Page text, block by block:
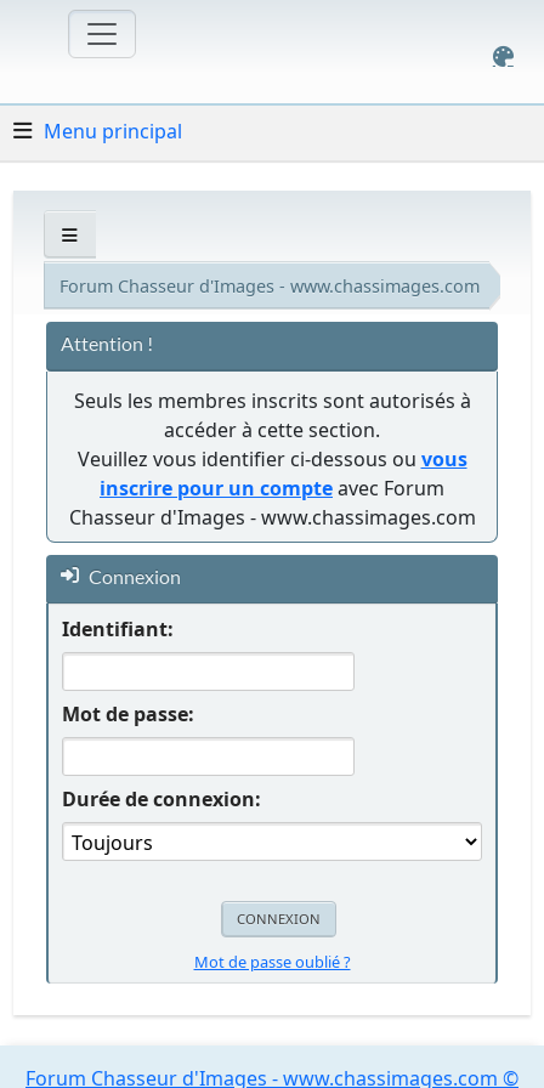
Menu principal
Forum Chasseur d'Images - www.chassimages.com
Attention !
Seuls les membres inscrits sont autorisés à
accéder à cette section.
Veuillez vous identifier ci-dessous ou vous
inscrire pour un compteavec Forum
Chasseur d'Images - www.chassimages.com
Connexion
Identifiant:
Mot de passe:
Durée de connexion:
Mot de passe oublié ?
Forum Chasseur d'Images - www.chassimages.com ©